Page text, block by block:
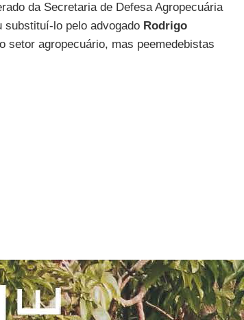
da Secretaria de Defesa Agropecuária
substituí-lo pelo advogado Rodrigo
setor agropecuário, mas peemedebistas